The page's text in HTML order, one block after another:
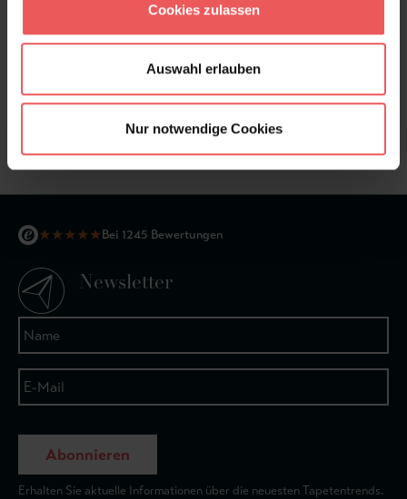
Cookies zulassen
Auswahl erlauben
Nur notwendige Cookies
Luzius, col.04
★★★★★Bei 1245 Bewertungen
Newsletter
Abonnieren
Erhalten Sie aktuelle Informationen über die neuesten Tapetentrends.